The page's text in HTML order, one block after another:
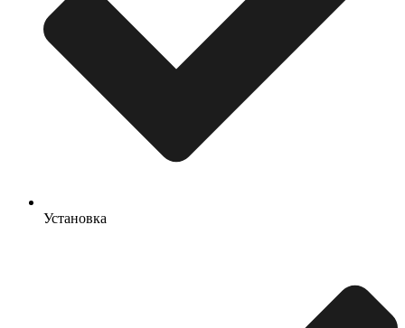
Установка